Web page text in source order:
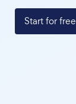
Start for free